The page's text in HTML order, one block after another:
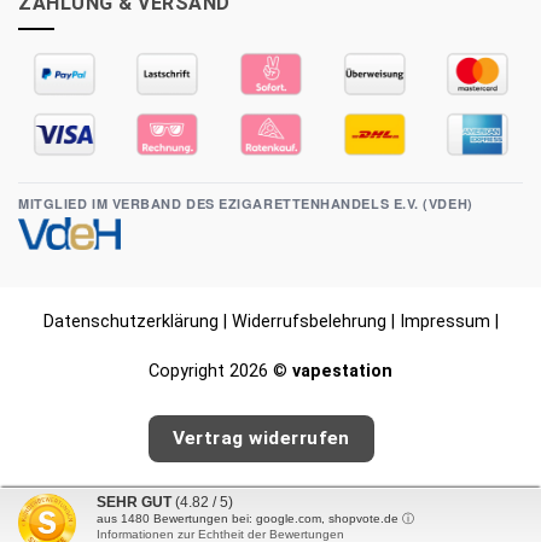
MITGLIED IM VERBAND DES EZIGARETTENHANDELS E.V. (VDEH)
Datenschutzerklärung Widerrufsbelehrung Impressum
Copyright 2026 © vapestation
Vertrag widerrufen
SEHR GUT (4.82 / 5)
aus 1480 Bewertungen bei: google.com, shopvote.de ⓘ
Informationen zur Echtheit der Bewertungen